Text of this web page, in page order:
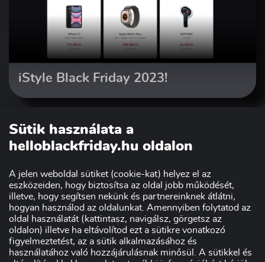
iStyle Black Friday 2023!
Sütik használata a
helloblackfriday.hu oldalon
A jelen weboldal sütiket (cookie-kat) helyez el az
eszközeiden, hogy biztosítsa az oldal jobb működését,
illetve, hogy segítsen nekünk és partnereinknek átlátni,
hogyan használod az oldalunkat. Amennyiben folytatod az
oldal használatát (kattintasz, navigálsz, görgetsz az
oldalon) illetve ha eltávolítod ezt a sütikre vonatkozó
figyelmeztetést, az a sütik alkalmazásához és
használatához való hozzájárulásnak minősül. A sütikkel és
Szakmai partnerünk: